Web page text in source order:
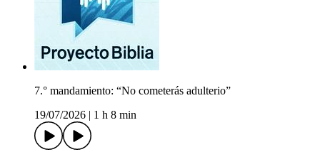
7.° mandamiento: “No cometerás adulterio”
19/07/2026
1 h 8 min